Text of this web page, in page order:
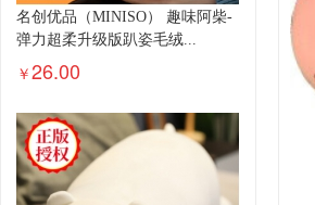
名创优品（MINISO） 趣味阿柴-
弹力超柔升级版趴姿毛绒...
￥26.00